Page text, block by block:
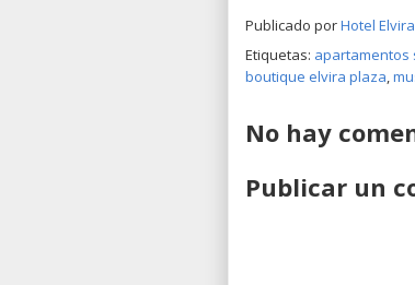
Publicado porHotel
Etiquetas: apartamentos
boutique elvira plaza,
No hay
Publicar un